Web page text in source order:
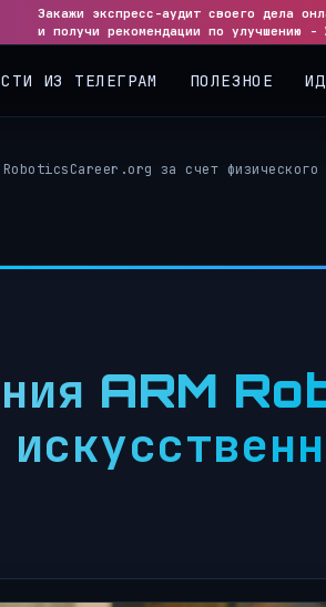
◀
Закажи экспресс-аудит своего дела
и получи рекомендации по улучшению -
RoboticsCareer.org за счет физического
ARM